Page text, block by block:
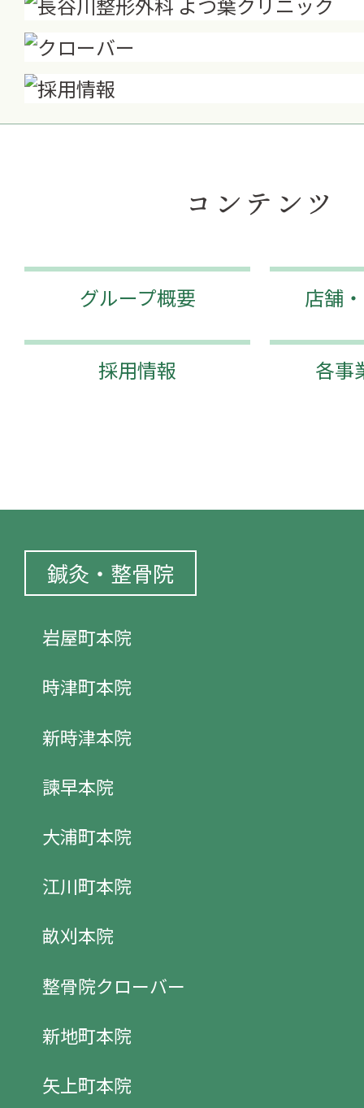
コンテンツ
グループ概要 店舗
採用情報 各事
鍼灸・整骨院
岩屋町本院
時津町本院
新時津本院
諫早本院
大浦町本院
江川町本院
畝刈本院
整骨院クローバー
新地町本院
矢上町本院